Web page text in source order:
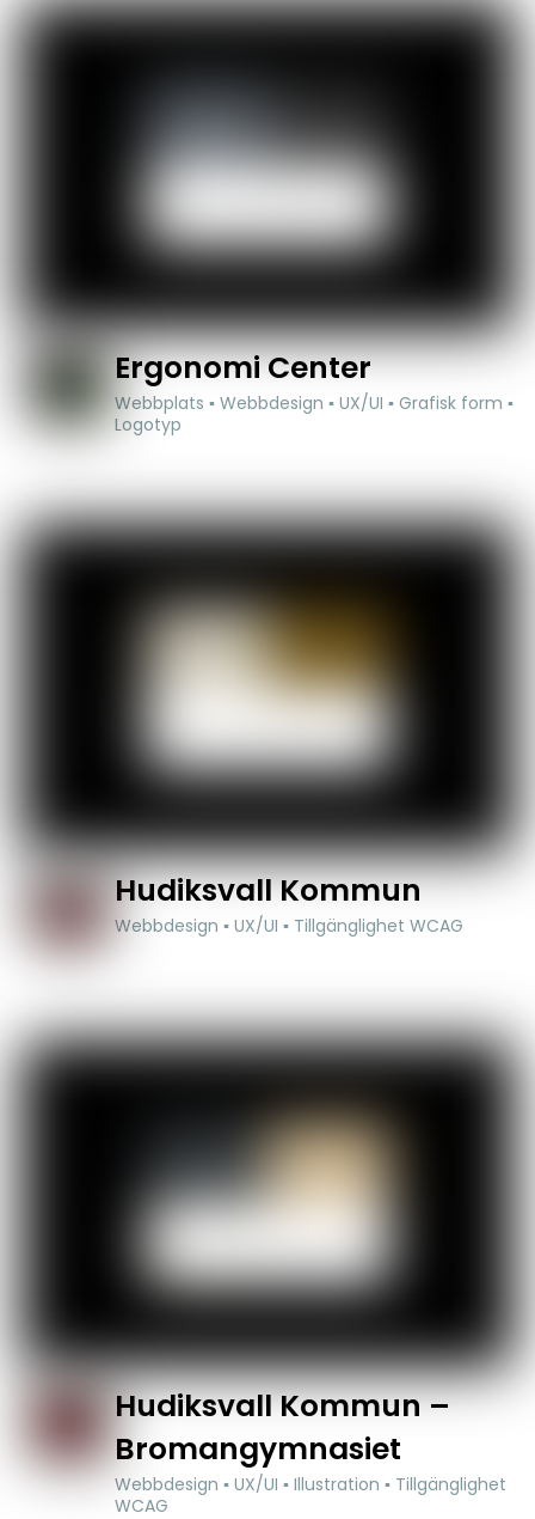
Ergonomi Center
Webbplats ▪ Webbdesign ▪ UX/UI ▪ Grafisk form ▪
Logotyp
Hudiksvall Kommun
Webbdesign ▪ UX/UI ▪ Tillgänglighet WCAG
Hudiksvall Kommun –
Bromangymnasiet
Webbdesign ▪ UX/UI ▪ Illustration ▪ Tillgänglighet
WCAG